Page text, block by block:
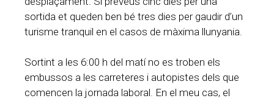
sortida et queden ben bé tres dies per gaudir d’un
turisme tranquil en el casos de màxima llunyania.
Sortint a les 6:00 h del matí no es troben els
embussos a les carreteres i autopistes dels que
comencen la jornada laboral. En el meu cas, el